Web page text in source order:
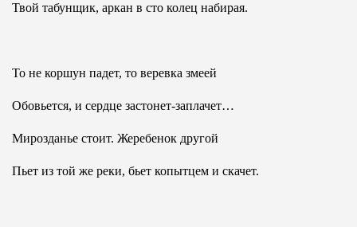
Твой табунщик, аркан в сто колец набирая.
То не коршун падет, то веревка змеей
Обовьется, и сердце застонет-заплачет…
Мирозданье стоит. Жеребенок другой
Пьет из той же реки, бьет копытцем и скачет.